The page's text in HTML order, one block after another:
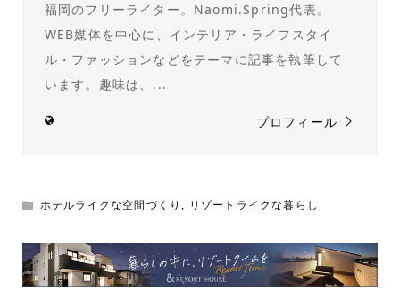
福岡のフリーライター。Naomi.Spring代表。
WEB媒体を中心に、インテリア・ライフスタイ
ル・ファッションなどをテーマに記事を執筆して
います。趣味は、...
プロフィール
ホテルライクな空間づくり , リゾートライクな暮らし